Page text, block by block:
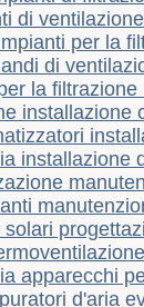
di
per la
di
la
installazione
installazione
apparecchi
d'aria